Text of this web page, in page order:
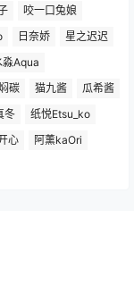
咬一口兔娘
日奈娇
星之迟迟
淼Aqua
碳 猫九酱
瓜希酱
冬
纸悦Etsu_ko
心
阿薰kaOri